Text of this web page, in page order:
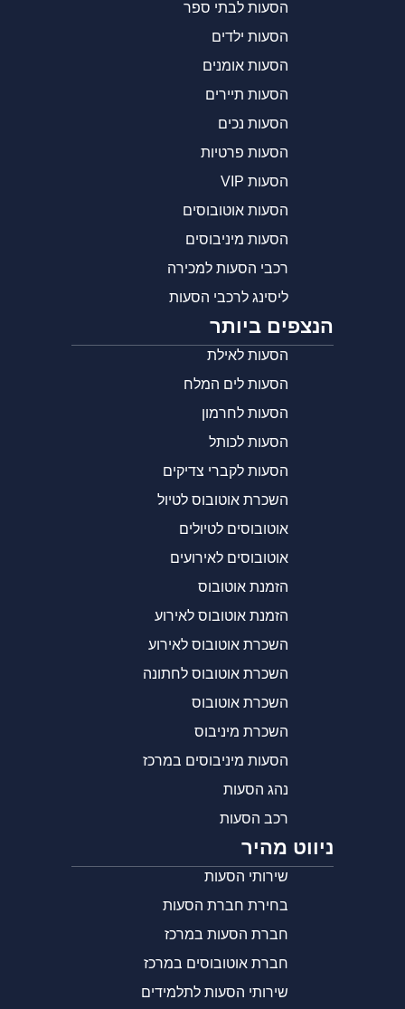
הסעות לבתי ספר
הסעות ילדים
הסעות אומנים
הסעות תיירים
הסעות נכים
הסעות פרטיות
הסעות VIP
הסעות אוטובוסים
הסעות מיניבוסים
רכבי הסעות למכירה
ליסינג לרכבי הסעות
הנצפים ביותר
הסעות לאילת
הסעות לים המלח
הסעות לחרמון
הסעות לכותל
הסעות לקברי צדיקים
השכרת אוטובוס לטיול
אוטובוסים לטיולים
אוטובוסים לאירועים
הזמנת אוטובוס
הזמנת אוטובוס לאירוע
השכרת אוטובוס לאירוע
השכרת אוטובוס לחתונה
השכרת אוטובוס
השכרת מיניבוס
הסעות מיניבוסים במרכז
נהג הסעות
רכב הסעות
ניווט מהיר
שירותי הסעות
בחירת חברת הסעות
חברת הסעות במרכז
חברת אוטובוסים במרכז
שירותי הסעות לתלמידים